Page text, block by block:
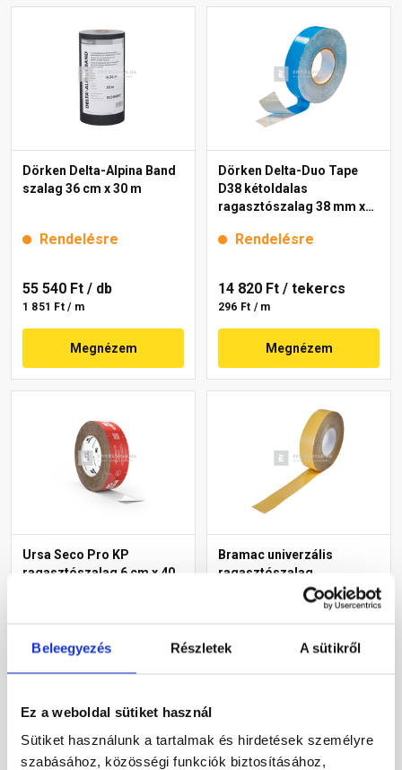
Beleegyezés Részletek A sütikről
Ez a weboldal sütiket használ
Sütiket használunk a tartalmak és hirdetések személyre
szabásához, közösségi funkciók biztosításához,
Dörken Delta-Alpina Band
szalag 36 cm x 30 m
Rendelésre
55 540 Ft / db
1 851 Ft / m
Megnézem
Dörken Delta-Duo Tape
D38 kétoldalas
ragasztószalag 38 mm x
Rendelésre
14 820 Ft / tekercs
296 Ft / m
Megnézem
Ursa Seco Pro KP
ragasztószalag 6 cm x 40
11 145 Ft/ db
Megnézem
Bramac univerzális
ragasztószalag
tetőfóliához 50 m
Megnézem